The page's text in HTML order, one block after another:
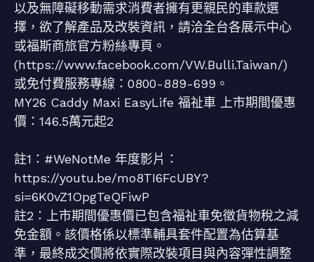
以及無障礙移動需求消費者擁有更親民的車款選
擇，欲了解產品及改裝資訊，請洽全台各展示中心
或福斯商旅官方粉絲專頁。
(https://www.facebook.com/VW.Bulli.Taiwan/)
或免付費服務專線：0800-889-699。
MY26 Caddy Maxi EasyLife 福祉車 上市期間優惠
價：146.5萬元起2
註1：#WeNotMe 年度影片：
https://youtu.be/mo8TI6FcUBY?
si=6K0vZ1OpgTeQFiwP
註2：上市期間優惠價已包含福祉車免徵貨物稅之減
免金額。該價格係以標準輔具套件配置為估算基
準，最終成交價將依實際改裝項目與內容彈性調整